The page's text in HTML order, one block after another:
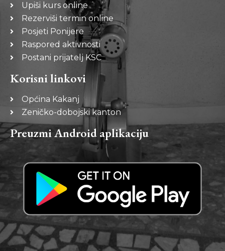
Upiši kurs online
Rezerviši termin online
Posjeti Ponijere
Raspored aktivnosti
Postani prijatelj KSC
Korisni linkovi
Općina Kakanj
Zeničko-dobojski kanton
Preuzmi Android aplikaciju